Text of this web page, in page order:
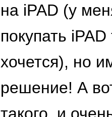
на iPAD (у
покупать
хочется), но
решение! А